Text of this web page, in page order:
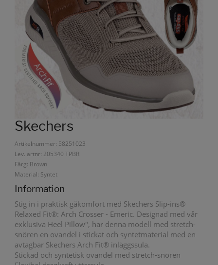
Skechers
Artikelnummer: 58251023
Lev. artnr: 205340 TPBR
Färg: Brown
Material: Syntet
Information
Stig in i praktisk gåkomfort med Skechers Slip-ins®
Relaxed Fit®: Arch Crosser - Emeric. Designad med vår
exklusiva Heel Pillow", har denna modell med stretch-
snören en ovandel i stickat och syntetmaterial med en
avtagbar Skechers Arch Fit® inläggssula.
Stickad och syntetisk ovandel med stretch-snören